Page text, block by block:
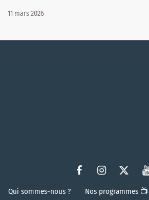
11 mars 2026
Qui sommes-nous ? Nos programmes 📺